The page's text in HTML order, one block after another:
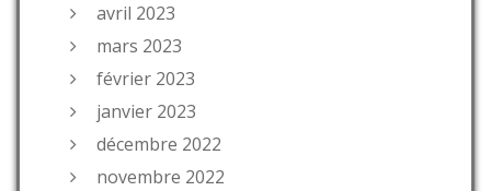
avril 2023
mars 2023
février 2023
janvier 2023
décembre 2022
novembre 2022